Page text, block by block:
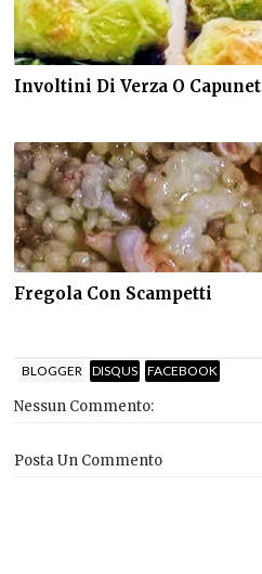
Involtini Di Verza O Capunet
Fregola Con Scampetti
BLOGGER DISQUS FACEBOOK
Nessun Commento:
Posta Un Commento